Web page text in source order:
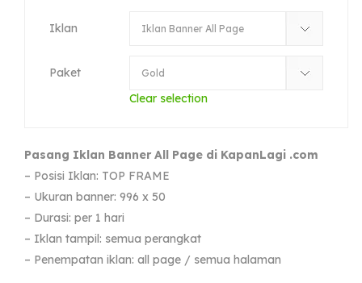
Iklan
Paket
Clear selection
Pasang Iklan Banner All Page di KapanLagi .com
– Posisi Iklan: TOP FRAME
– Ukuran banner: 996 x 50
– Durasi: per 1 hari
– Iklan tampil: semua perangkat
– Penempatan iklan: all page / semua halaman